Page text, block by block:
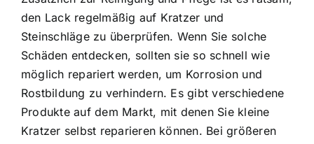
den Lack regelmäßig auf Kratzer und
Steinschläge zu überprüfen. Wenn Sie solche
Schäden entdecken, sollten sie so schnell wie
möglich repariert werden, um Korrosion und
Rostbildung zu verhindern. Es gibt verschiedene
Produkte auf dem Markt, mit denen Sie kleine
Kratzer selbst reparieren können. Bei größeren